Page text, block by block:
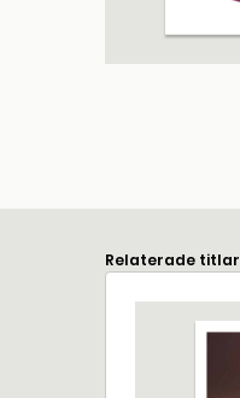
Relaterade titlar